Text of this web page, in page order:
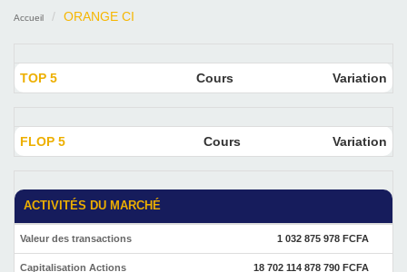
Accueil ORANGE CI
TOP 5 Cours Variation
FLOP 5 Cours Variation
ACTIVITÉS DU MARCHÉ
Valeur des transactions 1 032 875 978 FCFA
Capitalisation Actions 18 702 114 878 790 FCFA